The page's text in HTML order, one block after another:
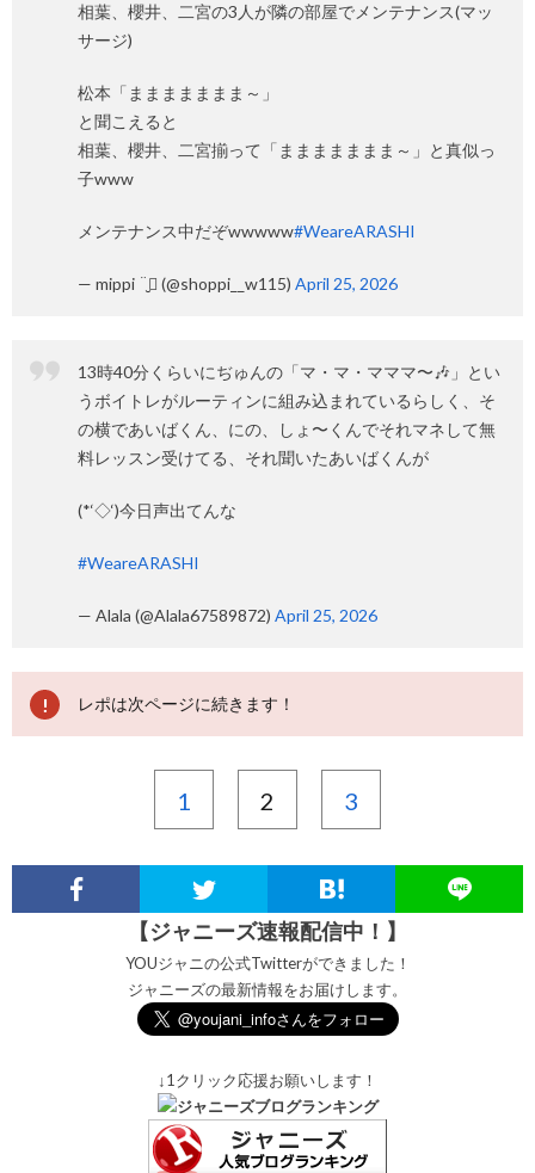
相葉、櫻井、二宮の3人が隣の部屋でメンテナンス(マッ
サージ)
松本「ままままままま～」
と聞こえると
相葉、櫻井、二宮揃って「ままままままま～」と真似っ
子www
メンテナンス中だぞwwwww#WeareARASHI
— mippi ¨̮⃝ (@shoppi__w115) April 25, 2026
13時40分くらいにぢゅんの「マ・マ・マママ〜🎶」とい
うボイトレがルーティンに組み込まれているらしく、そ
の横であいばくん、にの、しょ〜くんでそれマネして無
料レッスン受けてる、それ聞いたあいばくんが
(*‘◇‘)今日声出てんな
#WeareARASHI
— Alala (@Alala67589872) April 25, 2026
レポは次ページに続きます！
1 2 3
【ジャニーズ速報配信中！】
YOUジャニの公式Twitterができました！
ジャニーズの最新情報をお届けします。
↓1クリック応援お願いします！